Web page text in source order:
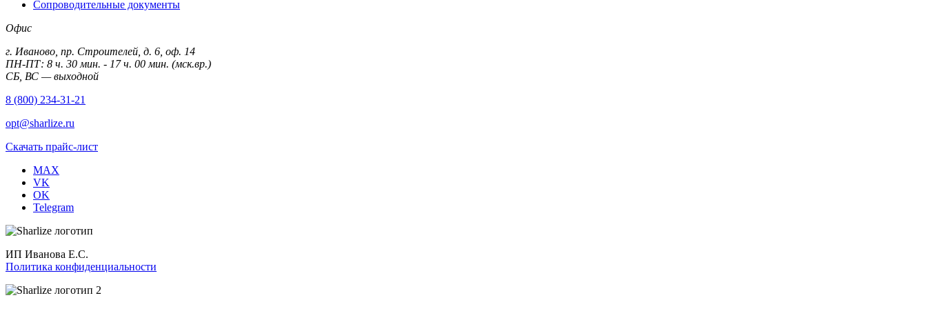
Сопроводительные документы
Офис
г. Иваново, пр. Строителей, д. 6, оф. 14
ПН-ПТ: 8 ч. 30 мин. - 17 ч. 00 мин. (мск.вр.)
СБ, ВС — выходной
8 (800) 234-31-21
opt@sharlize.ru
Скачать прайс-лист
MAX
VK
OK
Telegram
ИП Иванова Е.С.
Политика конфиденциальности